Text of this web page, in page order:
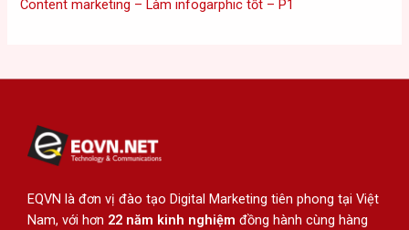
Content marketing – Làm infogarphic tốt – P1
EQVN là đơn vị đào tạo Digital Marketing tiên phong tại Việt
Nam, với hơn 22 năm kinh nghiệm đồng hành cùng hàng